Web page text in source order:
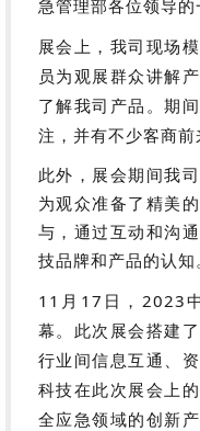
急管理部各位领导的
展会上，我司现场
员为观展群众讲解
了解我司产品。期
注，并有不少客商前
此外，展会期间我
为观众准备了精美
与，通过互动和沟
技品牌和产品的认知
11月17日，2023
幕。此次展会搭建
行业间信息互通、
科技在此次展会上
全应急领域的创新